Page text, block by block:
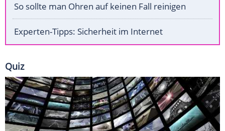
So sollte man Ohren auf keinen Fall reinigen
Experten-Tipps: Sicherheit im Internet
Quiz